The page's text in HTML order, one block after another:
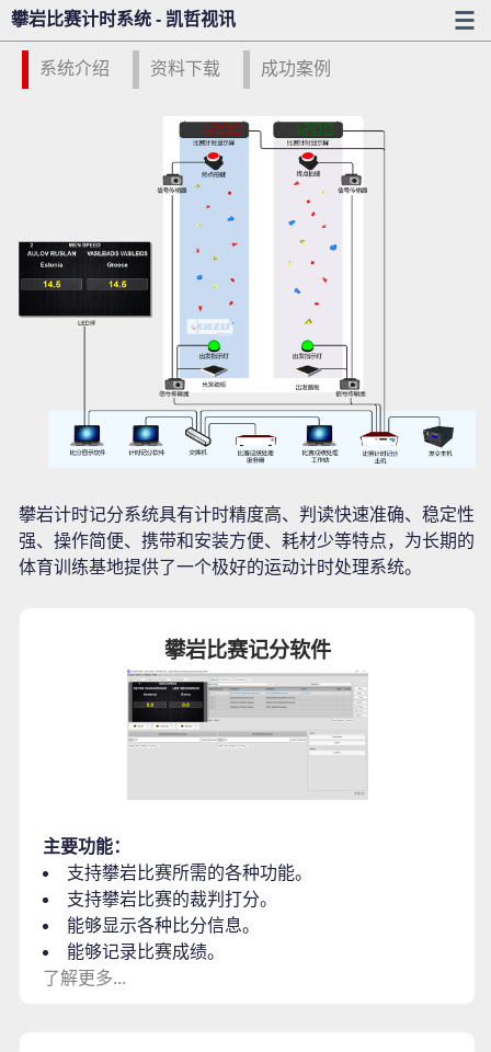
攀岩比赛计时系统 - 凯哲视讯
系统介绍 资料下载 成功案例
攀岩计时记分系统具有计时精度高、判读快速准确、稳定性
强、操作简便、携带和安装方便、耗材少等特点，为长期的
体育训练基地提供了一个极好的运动计时处理系统。
攀岩比赛记分软件
主要功能：
支持攀岩比赛所需的各种功能。
支持攀岩比赛的裁判打分。
能够显示各种比分信息。
能够记录比赛成绩。
了解更多...